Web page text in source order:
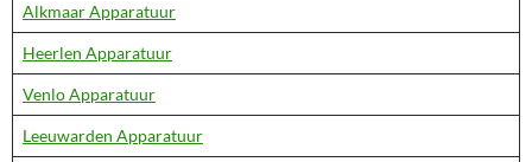
Alkmaar Apparatuur
Heerlen Apparatuur
Venlo Apparatuur
Leeuwarden Apparatuur